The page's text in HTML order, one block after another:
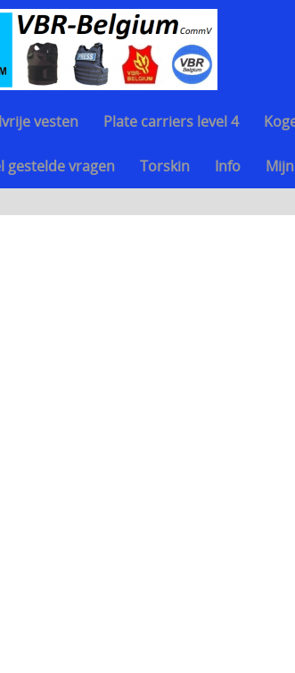
vesten Plate carriers level 4
gestelde vragen Torskin Info